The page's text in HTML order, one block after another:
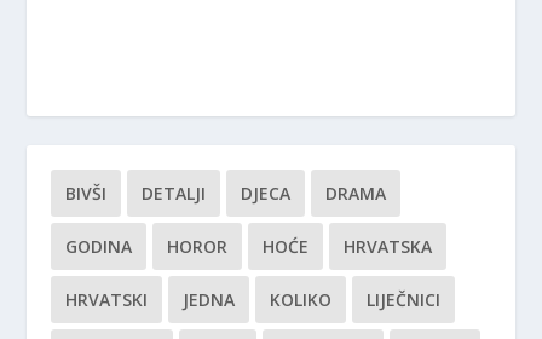
BIVŠI DETALJI DJECA DRAMA
GODINA HOROR HOĆE HRVATSKA
HRVATSKI JEDNA KOLIKO LIJEČNICI